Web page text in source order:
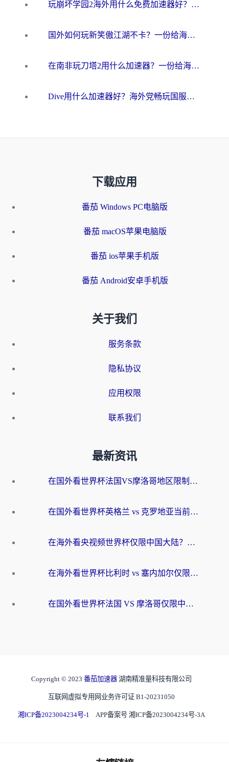
玩崩坏学园2海外用什么免费加速器好？2026海外党亲测国服游戏加速指南
国外如何玩新笑傲江湖不卡？一份给海外游子的终极网络指南
在南非玩刀塔2用什么加速器？一份给海外游子的终极生存指南
Dive用什么加速器好？海外党畅玩国服游戏的终极避坑指南
下载应用
番茄 Windows PC电脑版
番茄 macOS苹果电脑版
番茄 ios苹果手机版
番茄 Android安卓手机版
关于我们
服务条款
隐私协议
应用权限
联系我们
最新资讯
在国外看世界杯法国VS摩洛哥地区限制？这篇指南让你流畅看中文解说无压力
在国外看世界杯英格兰 vs 克罗地亚当前地区不可播放？这篇指南帮你搞定所有海外观赛难题
在海外看央视频世界杯仅限中国大陆？这篇指南帮你解锁中文解说+无卡顿直播
在海外看世界杯比利时 vs 塞内加尔仅限中国大陆？我找到了最流畅的中文解说之路
在国外看世界杯法国 VS 摩洛哥仅限中国大陆？海外党这样看中文解说赛事不卡顿
Copyright © 2023 番茄加速器 湖南精准量科技有限公司
互联网虚拟专用网业务许可证 B1-20231050
湘ICP备2023004234号-1 APP备案号 湘ICP备2023004234号-3A